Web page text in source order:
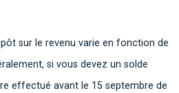
sur le revenu varie en fonction de
si vous devez un solde
effectué avant le 15 septembre de